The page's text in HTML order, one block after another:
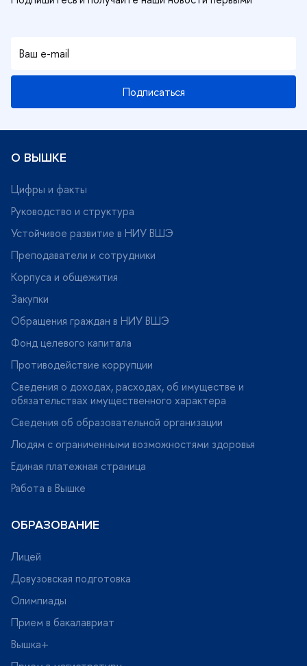
Подписаться
О ВЫШКЕ
Цифры и факты
Руководство и структура
Устойчивое развитие в НИУ ВШЭ
Преподаватели и сотрудники
Корпуса и общежития
Закупки
Обращения граждан в НИУ ВШЭ
Фонд целевого капитала
Противодействие коррупции
Сведения о доходах, расходах, об имуществе и
обязательствах имущественного характера
Сведения об образовательной организации
Людям с ограниченными возможностями здоровья
Единая платежная страница
Работа в Вышке
ОБРАЗОВАНИЕ
Лицей
Довузовская подготовка
Олимпиады
Прием в бакалавриат
ышка+